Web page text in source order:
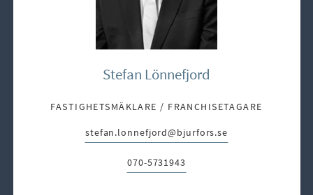
Stefan Lönnefjord
FASTIGHETSMÄKLARE / FRANCHISETAGARE
E-post:
stefan.lonnefjord@bjurfors.se
Telefon:
070-5731943